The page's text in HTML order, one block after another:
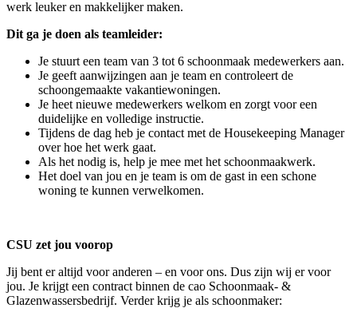
werk leuker en makkelijker maken.
Dit ga je doen als teamleider:
Je stuurt een team van 3 tot 6 schoonmaak medewerkers aan.
Je geeft aanwijzingen aan je team en controleert de
schoongemaakte vakantiewoningen.
Je heet nieuwe medewerkers welkom en zorgt voor een
duidelijke en volledige instructie.
Tijdens de dag heb je contact met de Housekeeping Manager
over hoe het werk gaat.
Als het nodig is, help je mee met het schoonmaakwerk.
Het doel van jou en je team is om de gast in een schone
woning te kunnen verwelkomen.
CSU zet jou voorop
Jij bent er altijd voor anderen – en voor ons. Dus zijn wij er voor
jou. Je krijgt een contract binnen de cao Schoonmaak- &
Glazenwassersbedrijf. Verder krijg je als schoonmaker: